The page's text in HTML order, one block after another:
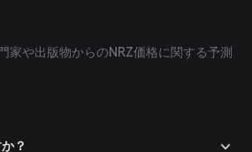
家や出版物からのNRZ価格に関する予測
？